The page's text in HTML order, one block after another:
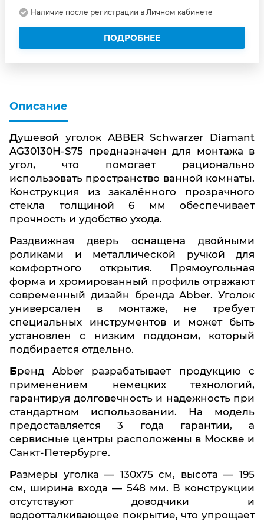
Наличие после регистрации в Личном кабинете
ПОДРОБНЕЕ
Описание
Душевой уголок ABBER Schwarzer Diamant
AG30130H-S75 предназначен для монтажа в
угол, что помогает рационально
использовать пространство ванной комнаты.
Конструкция из закалённого прозрачного
стекла толщиной 6 мм обеспечивает
прочность и удобство ухода.
Раздвижная дверь оснащена двойными
роликами и металлической ручкой для
комфортного открытия. Прямоугольная
форма и хромированный профиль отражают
современный дизайн бренда Abber. Уголок
универсален в монтаже, не требует
специальных инструментов и может быть
установлен с низким поддоном, который
подбирается отдельно.
Бренд Abber разрабатывает продукцию с
применением немецких технологий,
гарантируя долговечность и надежность при
стандартном использовании. На модель
предоставляется 3 года гарантии, а
сервисные центры расположены в Москве и
Санкт-Петербурге.
Размеры уголка — 130x75 см, высота — 195
см, ширина входа — 548 мм. В конструкции
отсутствуют доводчики и
водоотталкивающее покрытие, что упрощает